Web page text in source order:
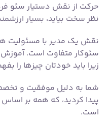
حرکت از نقش دستیار سئو
نظر سخت بیاید، بسیار
نقش یک مدیر با مسئولیت
سئوکار متفاوت است. آموزش
زیرا باید خودتان چیزها را
شما به دلیل موفقیت و
پیدا کردید، که همه بر
است.